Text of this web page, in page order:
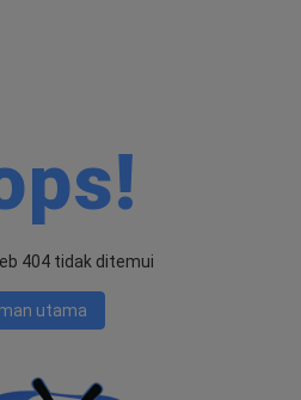
404 tidak ditemui
utama